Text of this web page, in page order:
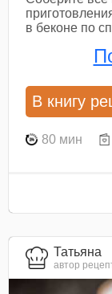
в беконе по
В книгу
80 мин
Татьяна
автор